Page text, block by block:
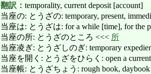
翻訳： temporality, current deposit [account]
当座の: とうざの: temporary, present,
当座は: とうざは: for a while [time], for the
当座の所: とうざのところ <<< 所
当座凌ぎ: とうざしのぎ: temporary
当座を開く: とうざをひらく: open a
当座帳: とうざちょう: rough book,